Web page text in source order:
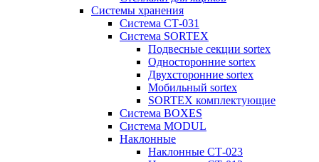
Системы хранения
Система СТ-031
Система SORTEX
Подвесные секции sortex
Односторонние sortex
Двухсторонние sortex
Мобильный sortex
SORTEX комплектующие
Система BOXES
Система MODUL
Наклонные
Наклонные СТ-023